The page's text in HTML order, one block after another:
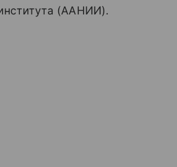
(ААНИИ).